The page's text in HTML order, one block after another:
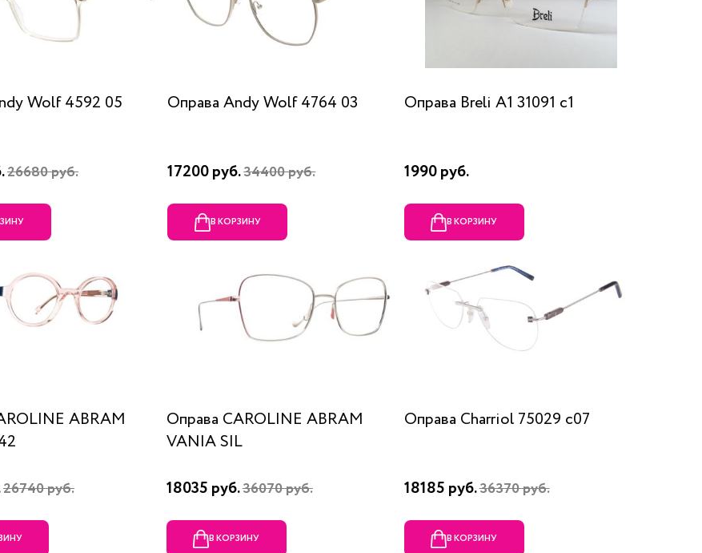
Wolf 4592 05
26680 руб.
Оправа Andy Wolf 4764 03
17200 руб.34400 руб.
В КОРЗИНУ
Оправа Breli A1 31091 c1
1990 руб.
В КОРЗИНУ
ABRAM
26740 руб.
Оправа CAROLINE ABRAM
VANIA SIL
18035 руб.36070 руб.
В КОРЗИНУ
Оправа Charriol 75029 c07
18185 руб.36370 руб.
В КОРЗИНУ